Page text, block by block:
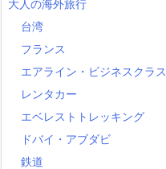
大人の海外旅行
台湾
フランス
エアライン・ビジネスクラス
レンタカー
エベレストトレッキング
ドバイ・アブダビ
鉄道